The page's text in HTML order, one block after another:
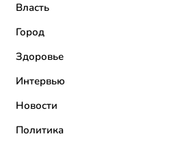
Власть
Город
Здоровье
Интервью
Новости
Политика